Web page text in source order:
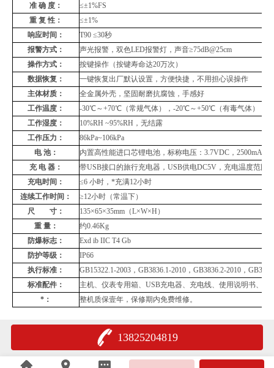
准 确 度：
≤±1%FS
重 复 性：
≤±1%
响应时间：
T90 ≤30秒
报警方式：
声光报警，双色LED报警灯，声音≥75dB@25cm
操作方式：
按键操作（按键寿命达20万次）
数据恢复：
一键恢复出厂默认设置，方便快捷，不用担心误操作
主体材质：
全金属外壳 ，坚固耐磨抗腐蚀，手感好
工作温度：
-30℃～+70℃（常规气体）， -20℃～+50℃（有毒气体）
工作湿度：
10%RH ~95%RH ，无结露
工作压力：
86kPa~106kPa
电 池： 内置高性能进口芯锂电池，标称电压： 3.7VDC ， 2500mAh
充 电 器：
带USB接口的旅行充电器， USB供电DC5V ，充电温度范围
充电时间：
≤6 小时，*充满12小时
连续工作时间：
≥12小时（常温下）
尺 寸：
135×65×35mm （L×W×H ）
重 量： 约0.46Kg
防爆标志：
Exd ib IIC T4 Gb
防护等级：
IP66
执行标准：
GB15322.1-2003 ， GB3836.1-2010 ， GB3836.2-2010 ，
标准配件：
主机、仪表专用箱、 USB充电器、充电线、使用说明书、合
*：
整机质保壹年，保修期内免费维修。
13825204819